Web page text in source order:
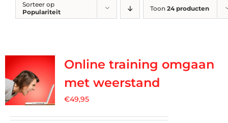
Sorteer op
Populariteit
Toon 24 producten
Online training omgaan
met weerstand
€49,95